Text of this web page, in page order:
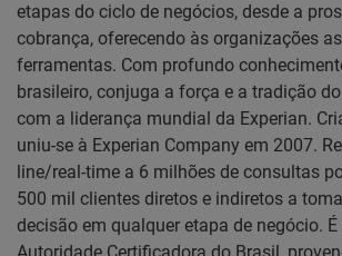
etapas do ciclo de negócios, desde a
cobrança, oferecendo às organizações
ferramentas. Com profundo
brasileiro, conjuga a força e a tradição
com a liderança mundial da Experian.
uniu-se à Experian Company em 2007.
line/real-time a 6 milhões de consultas
500 mil clientes diretos e indiretos a
decisão em qualquer etapa de negócio.